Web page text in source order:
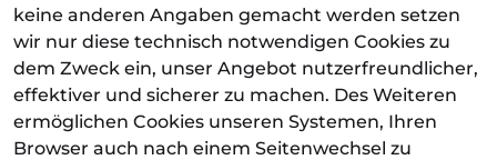
keine anderen Angaben gemacht werden setzen
wir nur diese technisch notwendigen Cookies zu
dem Zweck ein, unser Angebot nutzerfreundlicher,
effektiver und sicherer zu machen. Des Weiteren
ermöglichen Cookies unseren Systemen, Ihren
Browser auch nach einem Seitenwechsel zu